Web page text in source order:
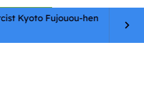
Kyoto Fujouou-hen
keyboard_arrow_right
accepter